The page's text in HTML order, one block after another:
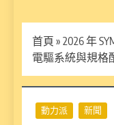
首頁 » 2026 年
電驅系統與規格
動力派 新聞